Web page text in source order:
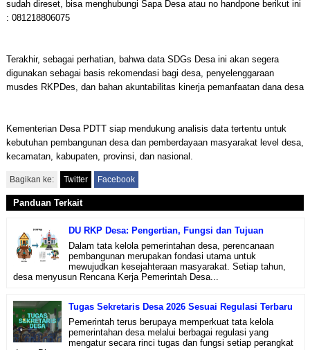
sudah direset, bisa menghubungi Sapa Desa atau no handpone berikut ini
: 081218806075
Terakhir, sebagai perhatian, bahwa data SDGs Desa ini akan segera
digunakan sebagai basis rekomendasi bagi desa, penyelenggaraan
musdes RKPDes, dan bahan akuntabilitas kinerja pemanfaatan dana desa
Kementerian Desa PDTT siap mendukung analisis data tertentu untuk
kebutuhan pembangunan desa dan pemberdayaan masyarakat level desa,
kecamatan, kabupaten, provinsi, dan nasional.
Bagikan ke: Twitter Facebook
Panduan Terkait
DU RKP Desa: Pengertian, Fungsi dan Tujuan
Dalam tata kelola pemerintahan desa, perencanaan
pembangunan merupakan fondasi utama untuk
mewujudkan kesejahteraan masyarakat. Setiap tahun,
desa menyusun Rencana Kerja Pemerintah Desa...
Tugas Sekretaris Desa 2026 Sesuai Regulasi Terbaru
Pemerintah terus berupaya memperkuat tata kelola
pemerintahan desa melalui berbagai regulasi yang
mengatur secara rinci tugas dan fungsi setiap perangkat